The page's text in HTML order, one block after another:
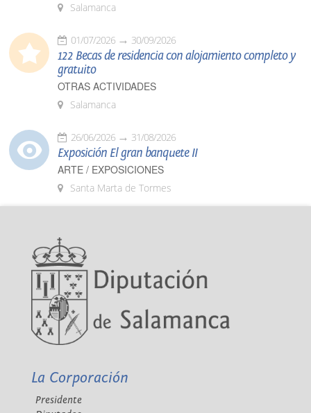
Salamanca
01/07/2026 30/09/2026
122 Becas de residencia con alojamiento completo y
gratuito
OTRAS ACTIVIDADES
Salamanca
26/06/2026 31/08/2026
Exposición El gran banquete II
ARTE / EXPOSICIONES
Santa Marta de Tormes
La Corporación
Presidente